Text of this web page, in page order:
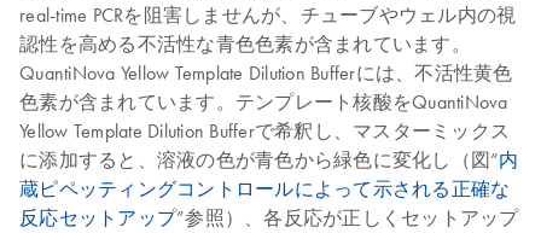
real-time PCRを阻害しませんが、チューブやウェル内の視
認性を高める不活性な青色色素が含まれています。
QuantiNova Yellow Template Dilution Bufferには、不活性黄色
色素が含まれています。テンプレート核酸をQuantiNova
Yellow Template Dilution Bufferで希釈し、マスターミックス
に添加すると、溶液の色が青色から緑色に変化し（図“内
蔵ピペッティングコントロールによって示される正確な
反応セットアップ”参照）、各反応が正しくセットアップ